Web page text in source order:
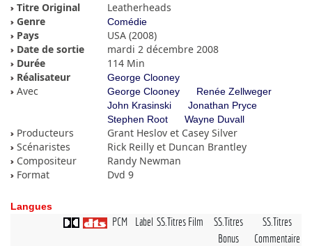
Titre Original
Leatherheads
Genre
Comédie
Pays
USA (2008)
Date de sortie
mardi 2 décembre 2008
Durée
114 Min
Réalisateur
George Clooney
Avec George Clooney
Renée Zellweger
John Krasinski
Jonathan Pryce
Stephen Root
Wayne Duvall
Producteurs
Grant Heslov et Casey Silver
Scénaristes
Rick Reilly et Duncan Brantley
Compositeur
Randy Newman
Format
Dvd 9
Langues
PCM Label SS.Titres Film
SS.Titres
Bonus
SS.Titres
Commentaire